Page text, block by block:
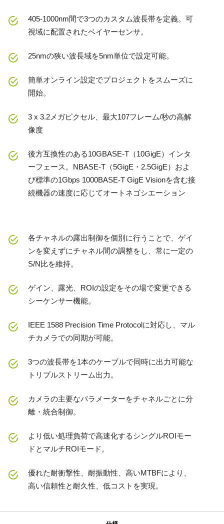
405-1000nm間で3つのカスタム波長帯を定義。可
視域に配置されたベイヤーセンサ。
25nmの狭い波長域を5nm単位で設定可能。
簡単オンライン設定でプロジェクトをスムーズに
開始。
3 x 3.2メガピクセル、最大107フレーム/秒の高解
像度
後方互換性のある10GBASE-T（10GigE）インタ
ーフェース。NBASE-T（5GigE・2.5GigE）およ
び標準の1Gbps 1000BASE-T GigE Visionを含む接
続機器の速度に応じてオートネゴシエーション
各チャネルの露出制御を個別に行うことで、ゲイ
ンを変えずにチャネル間の調整をし、常に一定の
S/N比を維持。
ゲイン、露光、ROIの設定をその場で変更できる
シーケンサー機能。
IEEE 1588 Precision Time Protocolに対応し、マル
チカメラでの同期が可能。
3つの波長帯を1本のケーブルで同時に出力可能な
トリプルストリーム出力。
カメラの主要なパラメーターをチャネルごとに分
離・統合制御。
より低い処理負荷で高速化するシングルROIモー
ドとマルチROIモード。
優れた耐衝撃性、耐振動性、高いMTBFにより、
高い信頼性と耐久性、低コストを実現。